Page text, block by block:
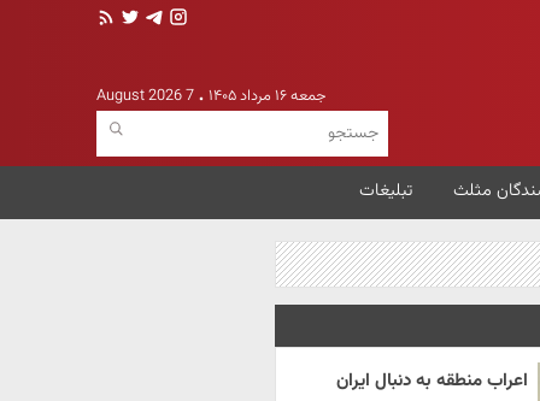
جمعه ۱۶ مرداد ۱۴۰۵ 7 August 2026
مثلث تبلیغات
اعراب منطقه به دنبال ایران